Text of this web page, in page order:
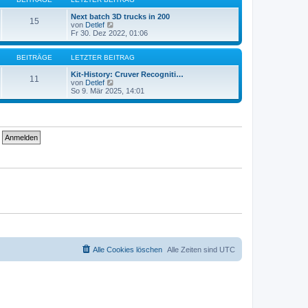
r
a
t
e
B
e
i
t
r
a
15
Next batch 3D trucks in 200
von Detlef
e
u
e
s
t
e
B
e
Fr 30. Dez 2022, 01:06
BEITRÄGE LETZTER BEITRAG
11
Kit-History: Cruver Recogniti…
von Detlef
e
u
So 9. Mär 2025, 14:01
Alle Zeiten sind UTC
Alle Cookies löschen